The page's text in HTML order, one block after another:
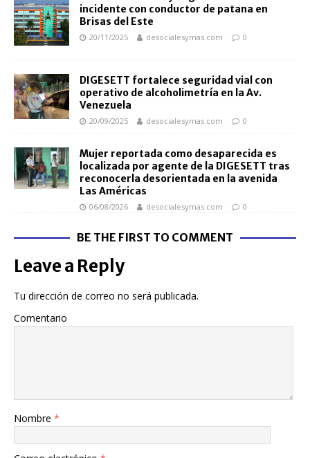
incidente con conductor de patana en
Brisas del Este
20/11/2025 desocialesymas.com 0
DIGESETT fortalece seguridad vial con
operativo de alcoholimetría en la Av.
Venezuela
20/09/2025 desocialesymas.com 0
Mujer reportada como desaparecida es
localizada por agente de la DIGESETT tras
reconocerla desorientada en la avenida
Las Américas
06/08/2026 desocialesymas.com 0
BE THE FIRST TO COMMENT
Leave a Reply
Tu dirección de correo no será publicada.
Comentario
Nombre *